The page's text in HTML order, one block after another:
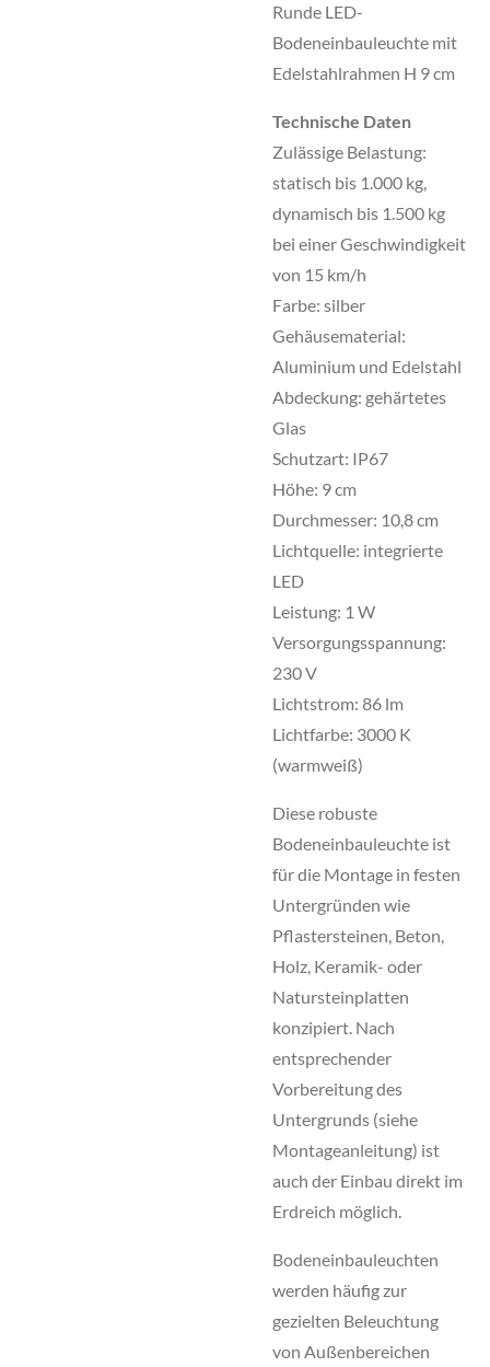
Runde LED-
Bodeneinbauleuchte mit
Edelstahlrahmen H 9 cm
Technische Daten
Zulässige Belastung:
statisch bis 1.000 kg,
dynamisch bis 1.500 kg
bei einer Geschwindigkeit
von 15 km/h
Farbe: silber
Gehäusematerial:
Aluminium und Edelstahl
Abdeckung: gehärtetes
Glas
Schutzart: IP67
Höhe: 9 cm
Durchmesser: 10,8 cm
Lichtquelle: integrierte
LED
Leistung: 1 W
Versorgungsspannung:
230 V
Lichtstrom: 86 lm
Lichtfarbe: 3000 K
(warmweiß)
Diese robuste
Bodeneinbauleuchte ist
für die Montage in festen
Untergründen wie
Pflastersteinen, Beton,
Holz, Keramik- oder
Natursteinplatten
konzipiert. Nach
entsprechender
Vorbereitung des
Untergrunds (siehe
Montageanleitung) ist
auch der Einbau direkt im
Erdreich möglich.
Bodeneinbauleuchten
werden häufig zur
gezielten Beleuchtung
von Außenbereichen